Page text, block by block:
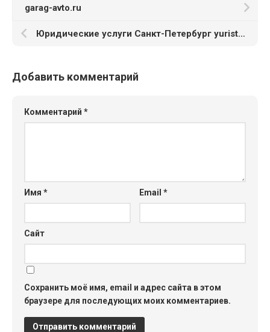
Киев ул. Круглоуниверситетская д. 14
garag-avto.ru
Юридические услуги Санкт-Петербург yuristi-peterburg.ru
Добавить комментарий
Комментарий *
Имя * Email*
Сайт
Сохранить моё имя, email и адрес сайта в этом
браузере для последующих моих комментариев.